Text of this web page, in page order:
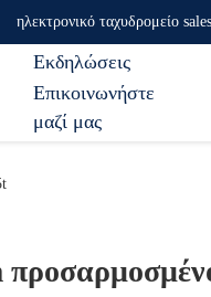
ηλεκτρονικό ταχυδρομείο
Εκδηλώσεις
Επικοινωνήστε
μαζί μας